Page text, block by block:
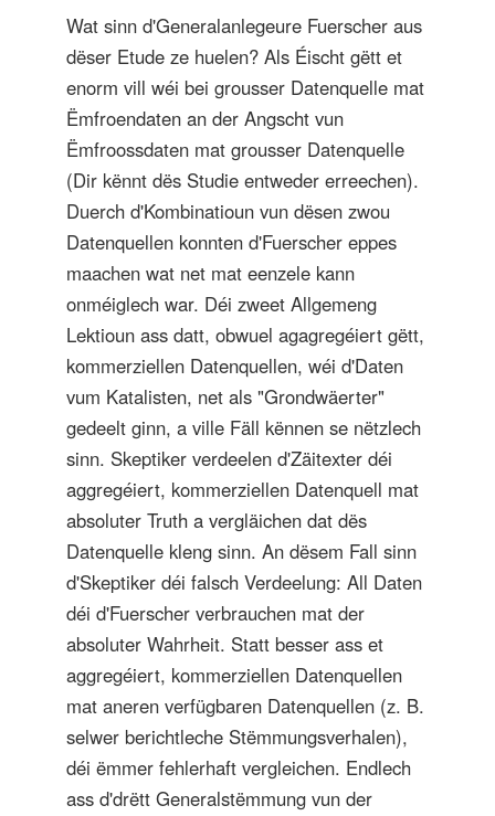
Wat sinn d'Generalanlegeure Fuerscher aus
dëser Etude ze huelen? Als Éischt gëtt et
enorm vill wéi bei grousser Datenquelle mat
Ëmfroendaten an der Angscht vun
Ëmfroossdaten mat grousser Datenquelle
(Dir kënnt dës Studie entweder erreechen).
Duerch d'Kombinatioun vun dësen zwou
Datenquellen konnten d'Fuerscher eppes
maachen wat net mat eenzele kann
onméiglech war. Déi zweet Allgemeng
Lektioun ass datt, obwuel agagregéiert gëtt,
kommerziellen Datenquellen, wéi d'Daten
vum Katalisten, net als "Grondwäerter"
gedeelt ginn, a ville Fäll kënnen se nëtzlech
sinn. Skeptiker verdeelen d'Zäitexter déi
aggregéiert, kommerziellen Datenquell mat
absoluter Truth a vergläichen dat dës
Datenquelle kleng sinn. An dësem Fall sinn
d'Skeptiker déi falsch Verdeelung: All Daten
déi d'Fuerscher verbrauchen mat der
absoluter Wahrheit. Statt besser ass et
aggregéiert, kommerziellen Datenquellen
mat aneren verfügbaren Datenquellen (z. B.
selwer berichtleche Stëmmungsverhalen),
déi ëmmer fehlerhaft vergleichen. Endlech
ass d'drëtt Generalstëmmung vun der